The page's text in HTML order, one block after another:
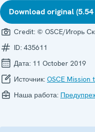
Download original (5.54
Credit: © OSCE/Игорь
ID: 435611
Дата: 11 October 2019
Источник: OSCE Mission
Наша работа: